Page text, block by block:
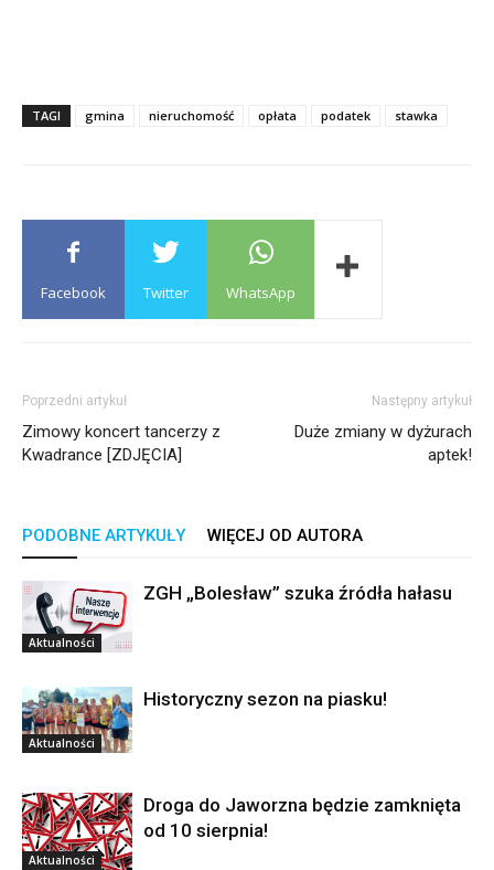
TAGI gmina nieruchomość opłata podatek stawka
Facebook Twitter WhatsApp
Poprzedni artykuł
Zimowy koncert tancerzy z
Kwadrance [ZDJĘCIA]
Następny artykuł
Duże zmiany w dyżurach
aptek!
PODOBNE ARTYKUŁY WIĘCEJ OD AUTORA
Aktualności
ZGH „Bolesław” szuka źródła hałasu
Aktualności
Historyczny sezon na piasku!
Aktualności
Droga do Jaworzna będzie zamknięta
od 10 sierpnia!